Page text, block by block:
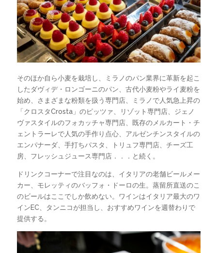
そのほか自ら小麦を栽培し、ミラノのパン業界に革新を起こ
したダヴィデ・ロンゴーニのパン、古代小麦粉やライ麦粉を
始め、さまざまな粉類を扱う専門店、ミラノで人気急上昇の
「クロスタCrosta」のピッツァ、リゾット専門店、ジェノ
ヴァスタイルのフォカッチャ専門店、既存のメルカート・チ
ェントラーレで人気の手作り点心、アルゼンチンスタイルの
エンパナーダ、手打ちパスタ、トリュフ専門店、チーズ工
房、フレッシュジュース専門店．．．と続く。
ドリンクコーナーで注目なのは、イタリアの老舗ビールメー
カー、モレッティのバッフォ・ドーロの生。蒸留所直送のこ
のビールはここでしか飲めない。ワインはイタリア最大のワ
インEC、タンニコが担当し、おすすめワインを週替わりで
提供する。